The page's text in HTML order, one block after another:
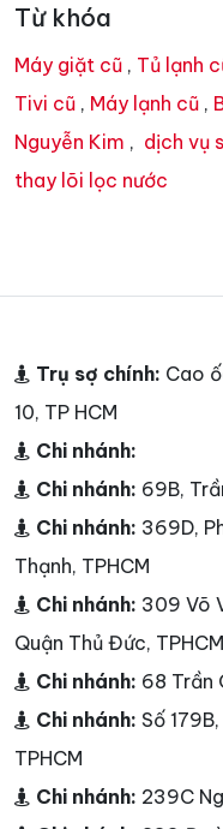
Từ khóa
Máy giặt cũ , Tủ lạnh
Tivi cũ , Máy lạnh cũ ,
Nguyễn Kim , dịch vụ
thay lõi lọc nước
Trụ sợ chính: Cao
10, TP HCM
Chi nhánh:
Chi nhánh: 69B,
Chi nhánh: 369D,
Thạnh, TPHCM
Chi nhánh: 309 Võ
Quận Thủ Đức, TPHCM
Chi nhánh: 68 Trần
Chi nhánh: Số
TPHCM
Chi nhánh: 239C